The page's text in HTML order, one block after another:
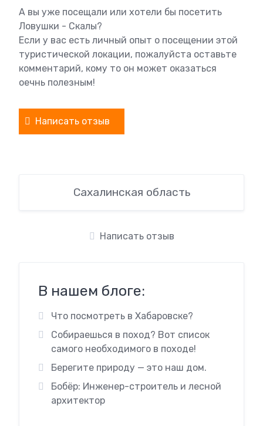
А вы уже посещали или хотели бы посетить
Ловушки - Скалы?
Если у вас есть личный опыт о посещении этой
туристической локации, пожалуйста оставьте
комментарий, кому то он может оказаться
оечнь полезным!
Написать отзыв
Сахалинская область
Написать отзыв
В нашем блоге:
Что посмотреть в Хабаровске?
Собираешься в поход? Вот список
самого необходимого в походе!
Берегите природу — это наш дом.
Бобёр: Инженер-строитель и лесной
архитектор